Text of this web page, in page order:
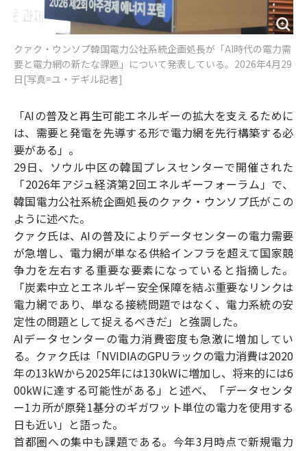
クァク・ウンソプ韓国電力公社系統企画処長が「AI時代の電力需
要と電力網の新たな課題」について発表している。2026年4月29
日[写真=ユ・デギル記者]
「AIの普及と再生可能エネルギーの拡大を支えるために
は、需要と発電を先導する形で電力網を先行構築する必
要がある」。
29日、ソウル中区の韓国プレスセンターで開催された
「2026年アジュ経済第2回エネルギーフォーラム」で、
韓国電力公社系統企画処長のクァク・ウンソプ氏がこの
ように述べた。
クァク氏は、AIの普及によりデータセンターの電力需要
が急増し、電力網が単なる供給インフラを超えて国家競
争力を左右する重要な要素になっていると指摘した。
「炭素中立とエネルギー安全保障を結ぶ重要なリンクは
電力網であり、単なる接続問題ではなく、電力系統の安
定性の問題として捉えるべきだ」と強調した。
AIデータセンターの電力消費密度も急激に増加してい
る。クァク氏は「NVIDIAのGPUラックの電力消費は2020
年の13kWから2025年には130kWに増加し、将来的には6
00kWに達する可能性がある」と述べ、「データセンタ
ー1カ所が原発1基分のギガワット単位の電力を使用する
日も近い」と語った。
首都圏への集中も課題である。今年3月時点で新規電力